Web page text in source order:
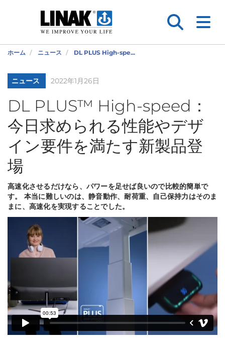
ホーム ニュース DL PLUS High-spe...
ニュース 2022年1月26日
DL PLUS™ High-speed：
今日求められる性能やデザ
イン要件を満たす新製品登
場
高速化させるだけなら、パワーを足せば良いので比較的簡単で
す。 本当に難しいのは、静音動作、耐荷重、自己保持力はそのま
まに、高速化を実現することでした。